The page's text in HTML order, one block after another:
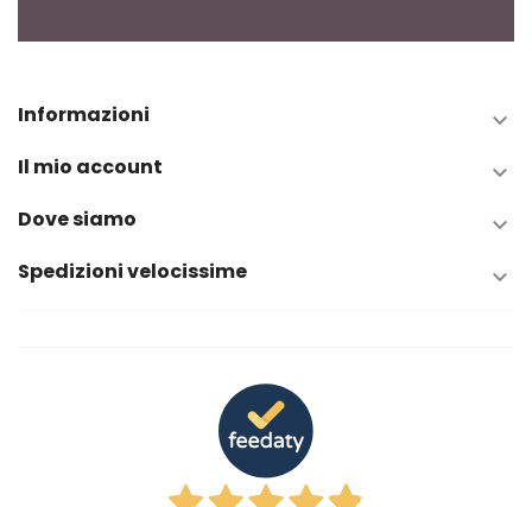
Informazioni 
Il mio account 
Dove siamo 
Spedizioni velocissime 